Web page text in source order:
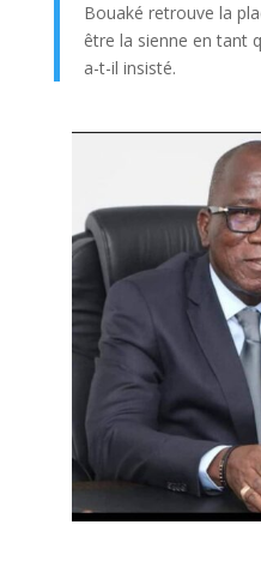
Bouaké retrouve la
être la sienne en tant
a-t-il insisté.